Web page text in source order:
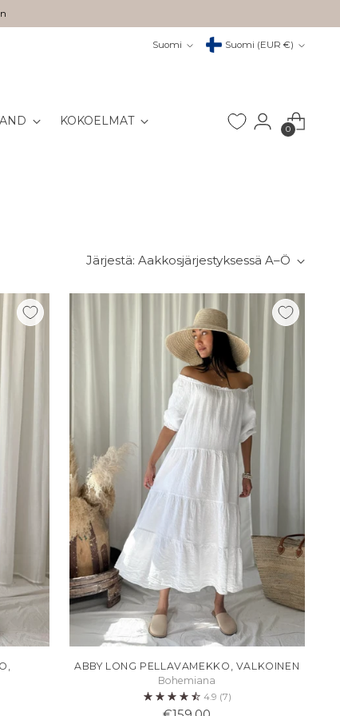
Suomi Valuutta Suomi (EUR €)
KOKOELMAT
0
Järjestä: Aakkosjärjestyksessä A–Ö
ABBY LONG PELLAVAMEKKO, VALKOINEN
Bohemiana
4.9 (7)